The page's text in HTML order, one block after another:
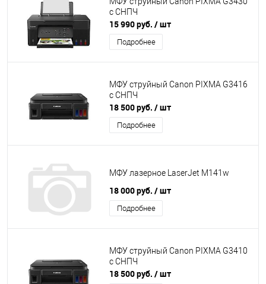
с СНПЧ
15 990 руб. / шт
Подробнее
МФУ струйный Canon PIXMA G3416
с СНПЧ
18 500 руб. / шт
Подробнее
МФУ лазерное LaserJet M141w
18 000 руб. / шт
Подробнее
МФУ струйный Canon PIXMA G3410
с СНПЧ
18 500 руб. / шт